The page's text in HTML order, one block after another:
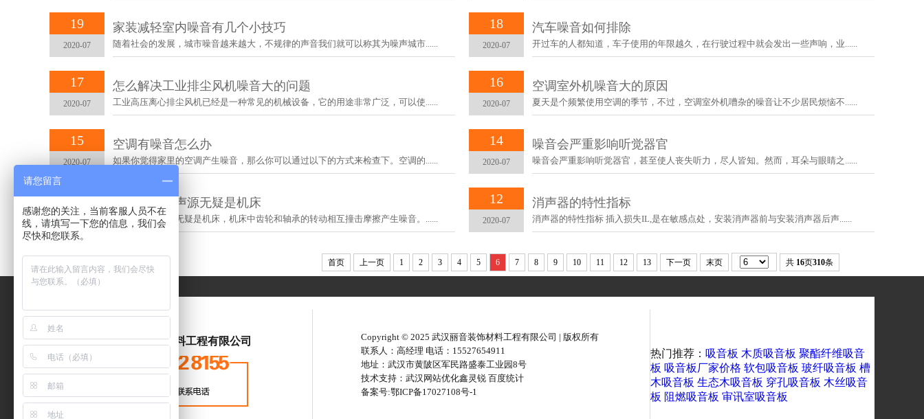
19
2020-07
家装减轻室内噪音有几个小技巧
随着社会的发展，城市噪音越来越大，不规律的声音我们就可以称其为噪声城市......
18
2020-07
汽车噪音如何排除
开过车的人都知道，车子使用的年限越久，在行驶过程中就会发出一些声响，业......
17
2020-07
怎么解决工业排尘风机噪音大的问题
工业高压离心排尘风机已经是一种常见的机械设备，它的用途非常广泛，可以使......
16
2020-07
空调室外机噪音大的原因
夏天是个频繁使用空调的季节，不过，空调室外机嘈杂的噪音让不少居民烦恼不......
15
2020-07
空调有噪音怎么办
如果你觉得家里的空调产生噪音，那么你可以通过以下的方式来检查下。空调的......
14
2020-07
噪音会严重影响听觉器官
噪音会严重影响听觉器官，甚至使人丧失听力，尽人皆知。然而，耳朵与眼睛之......
13
2020-07
车间噪声的声源无疑是机床
车间噪声的声源无疑是机床，机床中齿轮和轴承的转动相互撞击摩擦产生噪音。......
12
2020-07
消声器的特性指标
消声器的特性指标 插入损失IL,是在敏感点处，安装消声器前与安装消声器后声......
首页 上一页 1 2 3 4 5 6 7 8 9 10 11 12 13 下一页 末页 共 16页310条
武汉丽音装饰材料工程有限公司
Copyright © 2025 武汉丽音装饰材料工程有限公司 | 版权所有
联系人：高经理 电话：15527654911
地址：武汉市黄陂区军民路盛泰工业园8号
技术支持： 武汉网站优化鑫灵锐 百度统计
备案号:鄂ICP备17027108号-1
热门推荐： 吸音板 木质吸音板 聚酯纤维吸音
板 吸音板厂家价格 软包吸音板 玻纤吸音板 槽
木吸音板 生态木吸音板 穿孔吸音板 木丝吸音
板 阻燃吸音板 审讯室吸音板
请您留言
感谢您的关注，当前客服人员不在
线，请填写一下您的信息，我们会
尽快和您联系。